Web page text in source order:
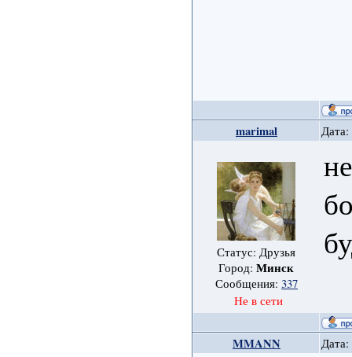
marimal Дата:
Статус: Друзья
Город:Минск
Сообщения: 337
Не в сети
MMANN